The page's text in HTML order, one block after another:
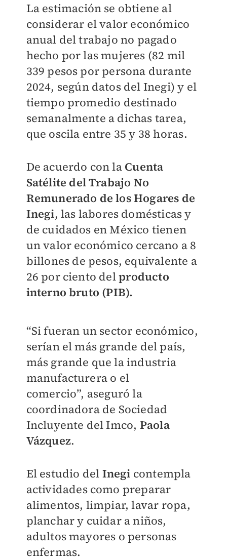
La estimación se obtiene al
considerar el valor económico
anual del trabajo no pagado
hecho por las mujeres (82 mil
339 pesos por persona durante
2024, según datos del Inegi) y el
tiempo promedio destinado
semanalmente a dichas tarea,
que oscila entre 35 y 38 horas.
De acuerdo con la Cuenta
Satélite del Trabajo No
Remunerado de los Hogares de
Inegi, las labores domésticas y
de cuidados en México tienen
un valor económico cercano a 8
billones de pesos, equivalente a
26 por ciento delproducto
interno bruto (PIB).
“Si fueran un sector económico,
serían el más grande del país,
más grande que la industria
manufacturera o el
comercio”, aseguró la
coordinadora de Sociedad
Incluyente del Imco, Paola
Vázquez.
El estudio del Inegi contempla
actividades como preparar
alimentos, limpiar, lavar ropa,
planchar y cuidar a niños,
adultos mayores o personas
enfermas.